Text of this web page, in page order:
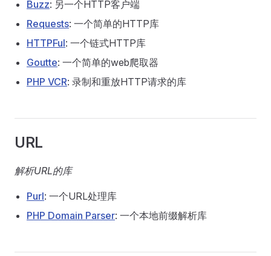
Buzz: 另一个HTTP客户端
Requests: 一个简单的HTTP库
HTTPFul: 一个链式HTTP库
Goutte: 一个简单的web爬取器
PHP VCR: 录制和重放HTTP请求的库
URL
解析URL的库
Purl: 一个URL处理库
PHP Domain Parser: 一个本地前缀解析库